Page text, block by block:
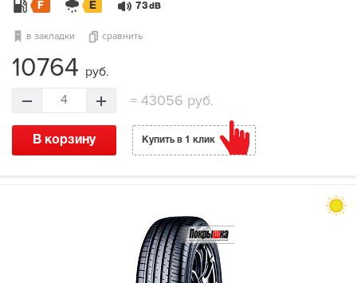
F E 73 dB
в закладки сравнить
10764 руб.
4 = 43056 руб.
В корзину Купить в 1 клик